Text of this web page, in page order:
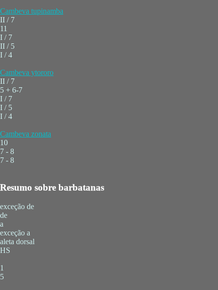
Cambeva tupinamba
II / 7
11
I / 7
II / 5
I / 4
Cambeva ytororo
II / 7
5 + 6-7
I / 7
I / 5
I / 4
Cambeva zonata
10
7 - 8
7 - 8
Resumo sobre barbatanas
exceção de
de
a
exceção a
aleta dorsal
HS
1
5